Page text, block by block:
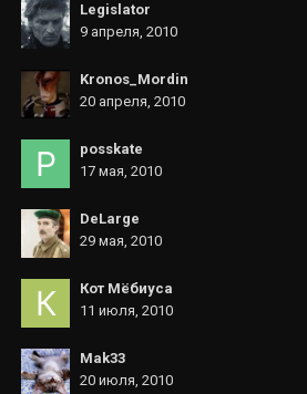
Legislator
9 апреля, 2010
Kronos_Mordin
20 апреля, 2010
posskate
17 мая, 2010
DeLarge
29 мая, 2010
Кот Мёбиуса
11 июля, 2010
Mak33
20 июля, 2010